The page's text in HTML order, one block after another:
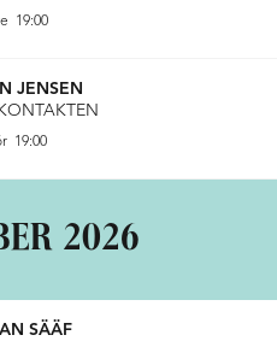
19:00
JENSEN
19:00
2026
SÄÄF